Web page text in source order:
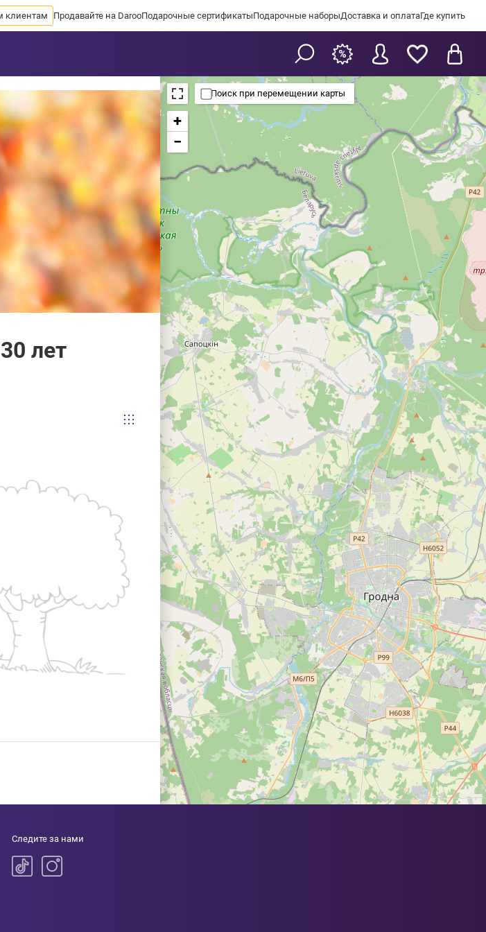
клиентам Продавайте на DarooПодарочные сертификатыПодарочные наборыДоставка и оплатаГде купить
лет
+
−
Поиск при перемещении карты
Следите за нами